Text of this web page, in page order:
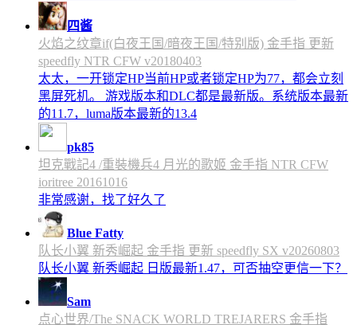
四酱
火焰之纹章if(白夜王国/暗夜王国/特别版) 金手指 更新
speedfly NTR CFW v20180403
太太，一开锁定HP当前HP或者锁定HP为77，都会立刻
黑屏死机。 游戏版本和DLC都是最新版。系统版本最新
的11.7，luma版本最新的13.4
pk85
坦克戰記4 /重裝機兵4 月光的歌姬 金手指 NTR CFW
ioritree 20161016
非常感谢，找了好久了
Blue Fatty
队长小翼 新秀崛起 金手指 更新 speedfly SX v20260803
队长小翼 新秀崛起 日版最新1.47，可否抽空更信一下？
Sam
点心世界/The SNACK WORLD TREJARERS 金手指